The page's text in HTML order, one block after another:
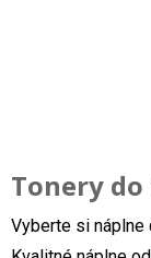
Tonery
Vyberte si náplne